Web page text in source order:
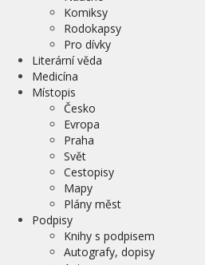
Komiksy
Rodokapsy
Pro dívky
Literární věda
Medicína
Místopis
Česko
Evropa
Praha
Svět
Cestopisy
Mapy
Plány měst
Podpisy
Knihy s podpisem
Autografy, dopisy